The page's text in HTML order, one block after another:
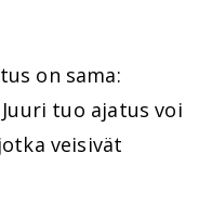
on sama:
tuo ajatus voi
veisivät